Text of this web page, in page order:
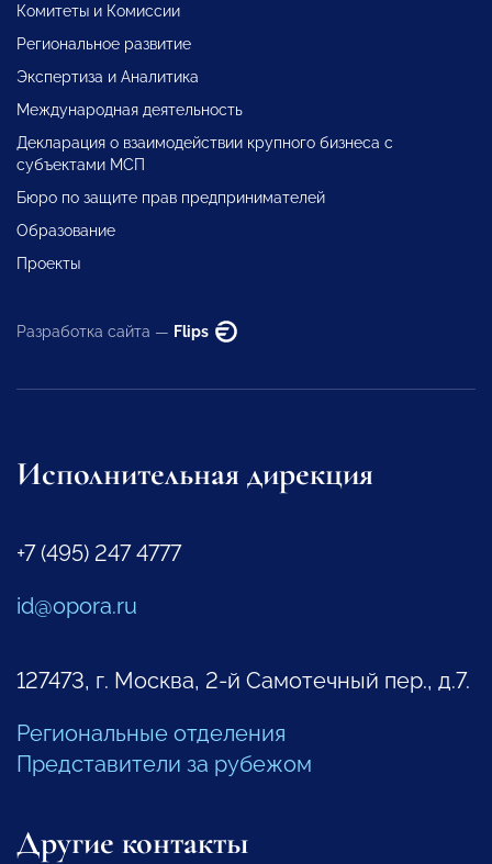
Комитеты и Комиссии
Региональное развитие
Экспертиза и Аналитика
Международная деятельность
Декларация о взаимодействии крупного бизнеса с
субъектами МСП
Бюро по защите прав предпринимателей
Образование
Проекты
Разработка сайта — Flips
Исполнительная дирекция
+7 (495) 247 4777
id@opora.ru
127473, г. Москва, 2-й Самотечный пер., д.7.
Региональные отделения
Представители за рубежом
Другие контакты